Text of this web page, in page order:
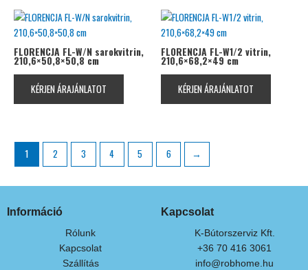
FLORENCJA FL-W/N sarokvitrin,
210,6×50,8×50,8 cm
KÉRJEN ÁRAJÁNLATOT
FLORENCJA FL-W1/2 vitrin,
210,6×68,2×49 cm
KÉRJEN ÁRAJÁNLATOT
1 2 3 4 5 6 →
Információ
Rólunk
Kapcsolat
Szállítás
Kapcsolat
K-Bútorszerviz Kft.
+36 70 416 3061
info@robhome.hu